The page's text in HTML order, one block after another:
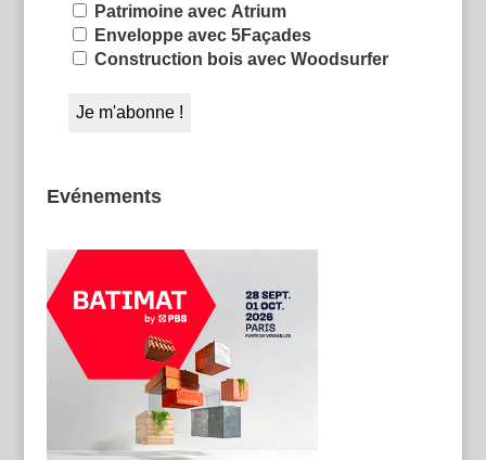
Patrimoine avec Atrium
Enveloppe avec 5Façades
Construction bois avec Woodsurfer
Evénements